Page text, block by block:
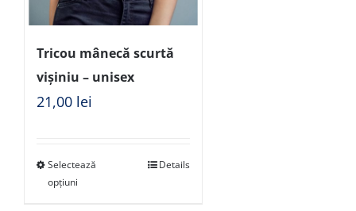
Tricou mânecă scurtă
vișiniu – unisex
21,00 lei
Selectează
opțiuni
Details